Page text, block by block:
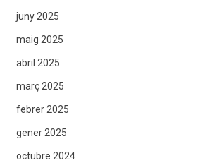
juny 2025
maig 2025
abril 2025
març 2025
febrer 2025
gener 2025
octubre 2024